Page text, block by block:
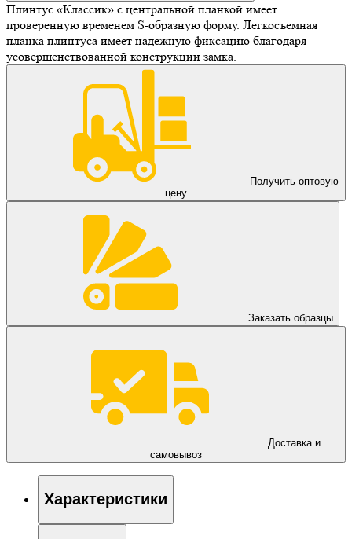
Плинтус «Классик» с центральной планкой имеет
проверенную временем S-образную форму. Легкосъемная
планка плинтуса имеет надежную фиксацию благодаря
усовершенствованной конструкции замка.
Получить оптовую
цену
Заказать образцы
Доставка и
самовывоз
Характеристики